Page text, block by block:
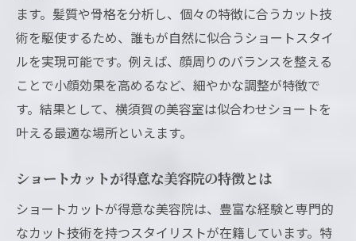
ます。髪質や骨格を分析し、個々の特徴に合うカット技
術を駆使するため、誰もが自然に似合うショートスタイ
ルを実現可能です。例えば、顔周りのバランスを整える
ことで小顔効果を高めるなど、細やかな調整が特徴で
す。結果として、横須賀の美容室は似合わせショートを
叶える最適な場所といえます。
ショートカットが得意な美容院の特徴とは
ショートカットが得意な美容院は、豊富な経験と専門的
なカット技術を持つスタイリストが在籍しています。特